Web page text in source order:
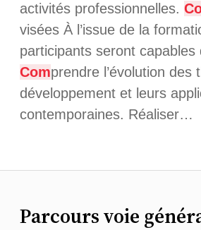
activités professionnelles.
visées À l’issue de la
participants seront capables
Comprendre l’évolution des
développement et leurs
contemporaines. Réaliser…
Parcours voie